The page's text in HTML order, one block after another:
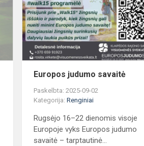
erių
metų
jubiliejų
Europos judumo savaitė
Paskelbta: 2025-09-02
Kategorija:Renginiai
Rugsėjo 16–22 dienomis visoje
Europoje vyks Europos judumo
savaitė – tarptautinė...